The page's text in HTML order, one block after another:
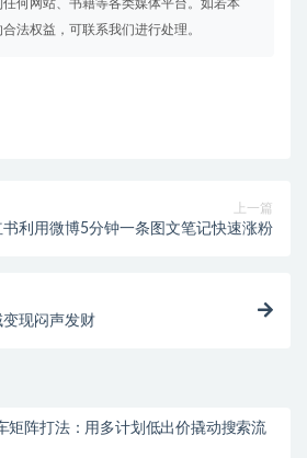
何网站、书籍等各类媒体平台。如若本
法权益，可联系我们进行处理。
上一篇
书利用微博5分钟一条图文笔记快速涨粉
现闷声发财
矩阵打法：用多计划低出价撬动搜索流